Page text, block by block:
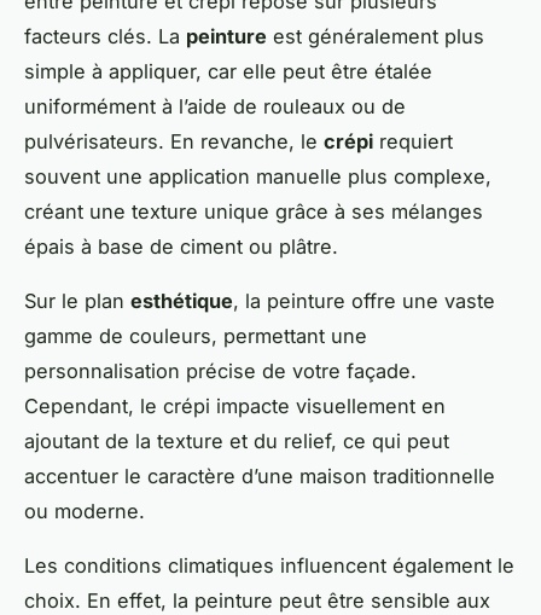
facteurs clés. La peinture est généralement plus
simple à appliquer, car elle peut être étalée
uniformément à l’aide de rouleaux ou de
pulvérisateurs. En revanche, le crépi requiert
souvent une application manuelle plus complexe,
créant une texture unique grâce à ses mélanges
épais à base de ciment ou plâtre.
Sur le plan esthétique, la peinture offre une vaste
gamme de couleurs, permettant une
personnalisation précise de votre façade.
Cependant, le crépi impacte visuellement en
ajoutant de la texture et du relief, ce qui peut
accentuer le caractère d’une maison traditionnelle
ou moderne.
Les conditions climatiques influencent également le
choix. En effet, la peinture peut être sensible aux